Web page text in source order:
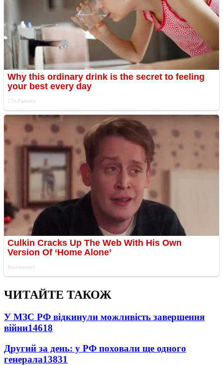
ЧИТАЙТЕ ТАКОЖ
У МЗС РФ відкинули можливість завершення
війни14618
Другий за день: у РФ поховали ще одного
генерала13831